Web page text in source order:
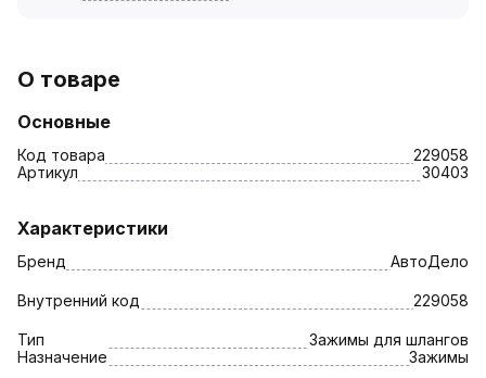
О товаре
Основные
Код товара
229058
Артикул
30403
Характеристики
Бренд АвтоДело
Внутренний код 229058
Тип
Зажимы для шлангов
Назначение
Зажимы